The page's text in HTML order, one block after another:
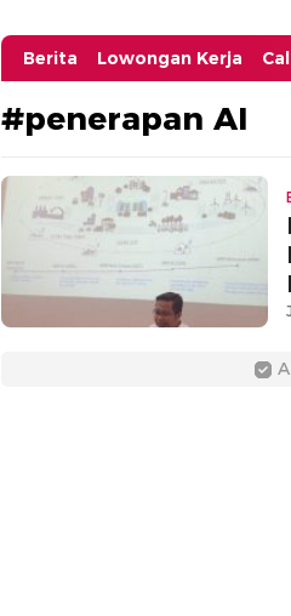
Berita Lowongan Kerja
#penerapan AI